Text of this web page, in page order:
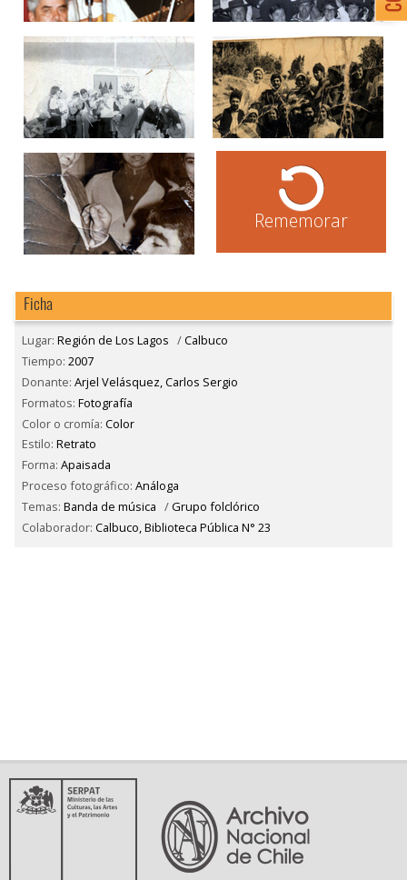
Rememorar
Ficha
Lugar: Región de Los Lagos /Calbuco
Tiempo: 2007
Donante: Arjel Velásquez, Carlos Sergio
Formatos: Fotografía
Color o cromía: Color
Estilo: Retrato
Forma: Apaisada
Proceso fotográfico: Análoga
Temas: Banda de música /Grupo folclórico
Colaborador: Calbuco, Biblioteca Pública N° 23